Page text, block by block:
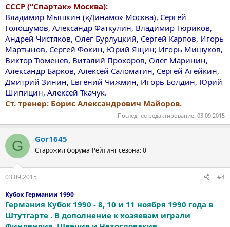
СССР (“Спартак» Москва):
Владимир Мышкин («Динамо» Москва), Сергей
Голошумов, Александр Фаткулин, Владимир Тюриков,
Андрей Чистяков, Олег Бурлуцкий, Сергей Карпов, Игорь
Мартынов, Сергей Фокин, Юрий Ящин; Игорь Мишуков,
Виктор Тюменев, Виталий Прохоров, Олег Маринин,
Александр Барков, Алексей Саломатин, Сергей Агейкин,
Дмитрий Зинин, Евгений Чижмин, Игорь Болдин, Юрий
Шипицин, Алексей Ткачук.
Ст. тренер: Борис Александрович Майоров.
Последнее редактирование: 03.09.2015
G Gor1645
Старожил форума Рейтинг сезона: 0
03.09.2015
#4
Кубок Германии 1990
Германия Кубок 1990 - 8, 10 и 11 ноября 1990 года в
Штутгарте . В дополнение к хозяевам играли